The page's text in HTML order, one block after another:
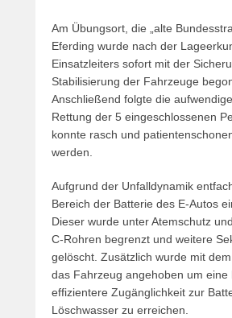
Am Übungsort, die „alte
Eferding wurde nach der
Einsatzleiters sofort mit der
Stabilisierung der Fahrzeuge
Anschließend folgte die
Rettung der 5 eingeschlossenen
konnte rasch und
werden.
Aufgrund der Unfalldynamik
Bereich der Batterie des E-Autos
Dieser wurde unter Atemschutz
C-Rohren begrenzt und weitere
gelöscht. Zusätzlich wurde mit
das Fahrzeug angehoben um eine
effizientere Zugänglichkeit zur
Löschwasser zu erreichen.